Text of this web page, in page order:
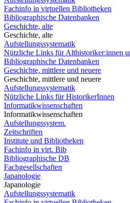
Fachinfo in virtuellen Bibliotheken
Bibliographische Datenbanken
Geschichte, alte
Geschichte, alte
Aufstellungssystematik
Nützliche Links für Althistoriker:innen
Bibliographische Datenbanken
Geschichte, mittlere und neuere
Geschichte, mittlere und neuere
Aufstellungssystematik
Nützliche Links für HistorikerInnen
Informatikwissenschaften
Informatikwissenschaften
Aufstellungssystem.
Zeitschriften
Institute und Bibliotheken
Fachinfo in virt. Bib
Bibliographische DB
Fachgesellschaften
Japanologie
Japanologie
Aufstellungssystematik